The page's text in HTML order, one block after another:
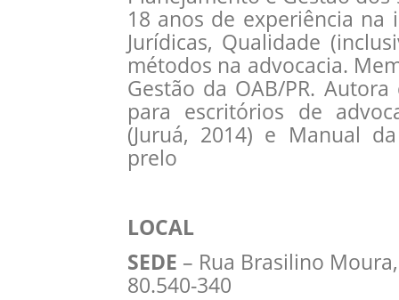
18 anos de experiência na
Jurídicas, Qualidade
métodos na advocacia.
Gestão da OAB/PR.
para escritórios de
(Juruá, 2014) e Manual
prelo
LOCAL
SEDE – Rua Brasilino
80.540-340